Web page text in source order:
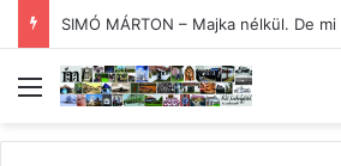
SIMÓ MÁRTON – Majka nélkül. De
Menü